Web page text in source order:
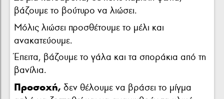
βάζουμε το βούτυρο να λιώσει.
Μόλις λιώσει προσθέτουμε το μέλι και
ανακατεύουμε.
Έπειτα, βάζουμε το γάλα και τα σποράκια από τη
βανίλια.
Προσοχή, δεν θέλουμε να βράσει το μίγμα